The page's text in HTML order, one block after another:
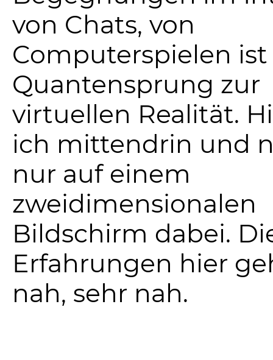
von Chats, von
Computerspielen ist
Quantensprung zur
virtuellen Realität.
ich mittendrin und
nur auf einem
zweidimensionalen
Bildschirm dabei.
Erfahrungen hier
nah, sehr nah.